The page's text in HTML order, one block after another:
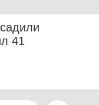
41